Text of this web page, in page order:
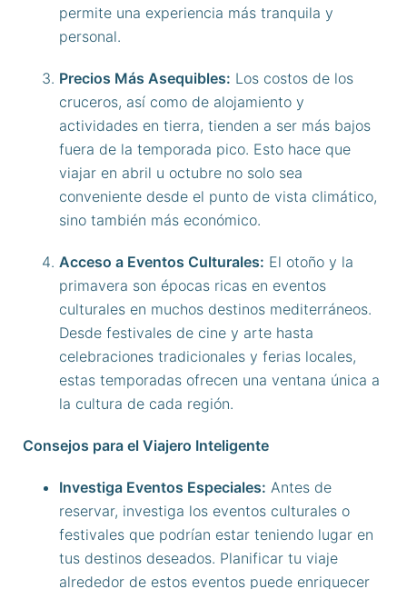
permite una experiencia más tranquila y
personal.
Precios Más Asequibles: Los costos de los
cruceros, así como de alojamiento y
actividades en tierra, tienden a ser más bajos
fuera de la temporada pico. Esto hace que
viajar en abril u octubre no solo sea
conveniente desde el punto de vista climático,
sino también más económico.
Acceso a Eventos Culturales: El otoño y la
primavera son épocas ricas en eventos
culturales en muchos destinos mediterráneos.
Desde festivales de cine y arte hasta
celebraciones tradicionales y ferias locales,
estas temporadas ofrecen una ventana única a
la cultura de cada región.
Consejos para el Viajero Inteligente
Investiga Eventos Especiales: Antes de
reservar, investiga los eventos culturales o
festivales que podrían estar teniendo lugar en
tus destinos deseados. Planificar tu viaje
alrededor de estos eventos puede enriquecer